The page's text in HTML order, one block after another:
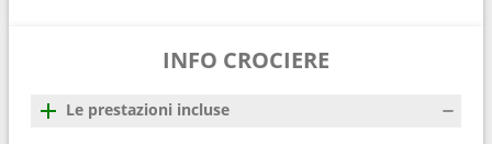
INFO CROCIERE
Le prestazioni incluse